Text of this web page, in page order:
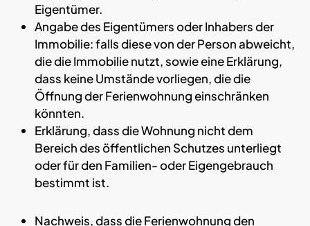
Eigentümer.
Angabe des Eigentümers oder Inhabers der
Immobilie: falls diese von der Person abweicht,
die die Immobilie nutzt, sowie eine Erklärung,
dass keine Umstände vorliegen, die die
Öffnung der Ferienwohnung einschränken
könnten.
Erklärung, dass die Wohnung nicht dem
Bereich des öffentlichen Schutzes unterliegt
oder für den Familien- oder Eigengebrauch
bestimmt ist.
Nachweis, dass die Ferienwohnung den